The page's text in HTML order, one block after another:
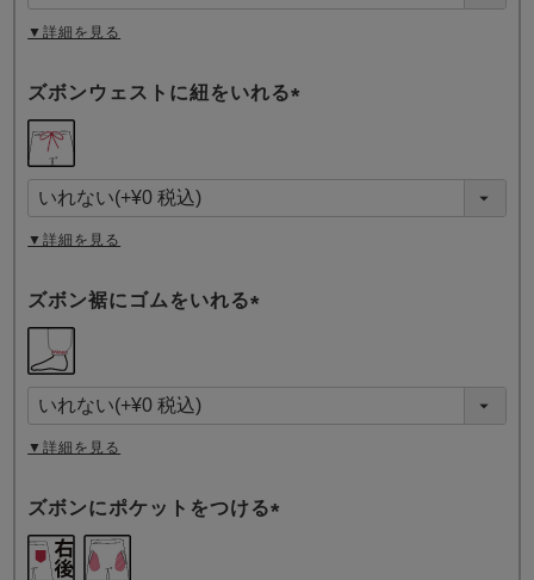
)
▼詳細を見る
ズボンウェストに紐をいれる
須
)
▼詳細を見る
ズボン裾にゴムをいれる
須
)
▼詳細を見る
ズボンにポケットをつける